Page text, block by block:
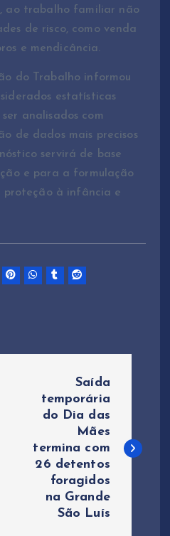
ao trabalho familiar não
de risco, como venda
e mendicância.
do Trabalho informou
estatísticas
analisados com
de dados mais precisos
servirá de base
e para a formulação
proteção à infância e
Saída
temporária
do Dia das
Mães
termina com
26 detentos
foragidos
na Grande
São Luís